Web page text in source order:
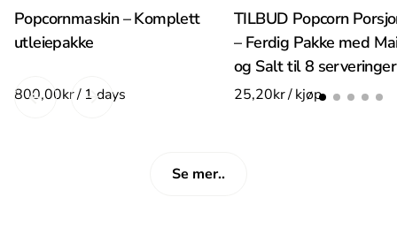
Popcornmaskin – Komplett
utleiepakke
/
TILBUD Popcorn
– Ferdig Pakke med
og Salt til 8 serveringer
/
Se mer..